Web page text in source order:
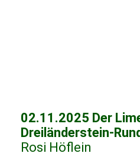
02.11.2025 Der
Dreiländerstein-
Rosi Höflein